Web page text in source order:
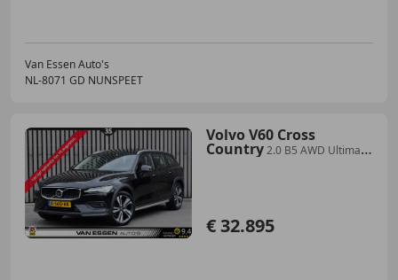
Van Essen Auto's
NL-8071 GD NUNSPEET
Volvo V60 Cross
Country2.0 B5 AWD Ultimate
€ 32.895